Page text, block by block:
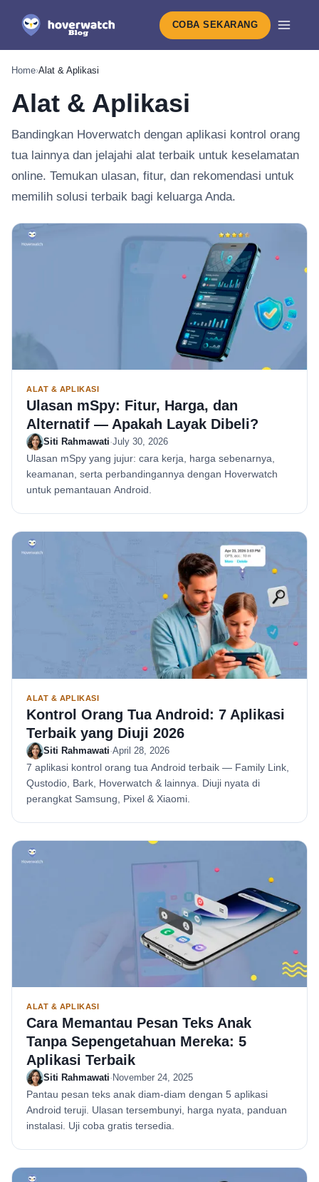
COBA SEKARANG
Home›Alat & Aplikasi
Alat & Aplikasi
Bandingkan Hoverwatch dengan aplikasi kontrol orang
tua lainnya dan jelajahi alat terbaik untuk keselamatan
online. Temukan ulasan, fitur, dan rekomendasi untuk
memilih solusi terbaik bagi keluarga Anda.
Terbaru di Alat & Aplikasi
ALAT & APLIKASI
Ulasan mSpy: Fitur, Harga, dan
Alternatif — Apakah Layak Dibeli?
Siti Rahmawati·July 30, 2026
Ulasan mSpy yang jujur: cara kerja, harga sebenarnya,
keamanan, serta perbandingannya dengan Hoverwatch
untuk pemantauan Android.
ALAT & APLIKASI
Kontrol Orang Tua Android: 7 Aplikasi
Terbaik yang Diuji 2026
Siti Rahmawati·April 28, 2026
7 aplikasi kontrol orang tua Android terbaik — Family Link,
Qustodio, Bark, Hoverwatch & lainnya. Diuji nyata di
perangkat Samsung, Pixel & Xiaomi.
ALAT & APLIKASI
Cara Memantau Pesan Teks Anak
Tanpa Sepengetahuan Mereka: 5
Aplikasi Terbaik
Siti Rahmawati· November 24, 2025
Pantau pesan teks anak diam-diam dengan 5 aplikasi
Android teruji. Ulasan tersembunyi, harga nyata, panduan
instalasi. Uji coba gratis tersedia.